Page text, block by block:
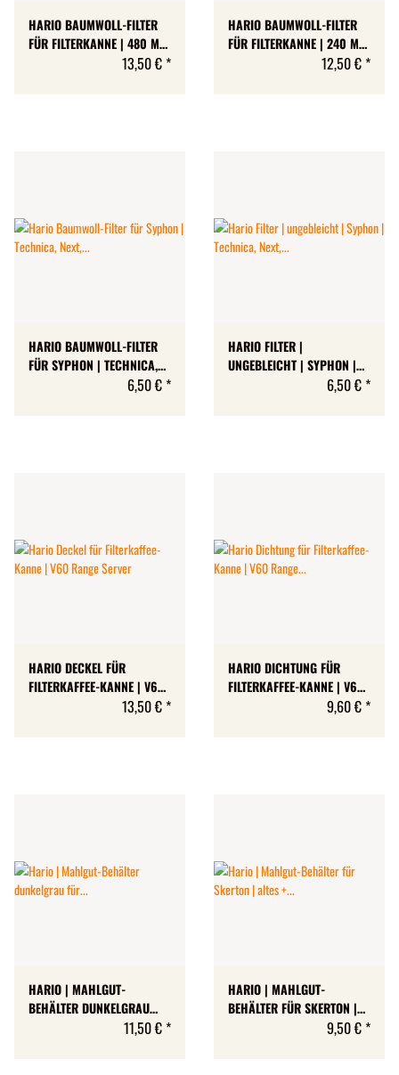
HARIO BAUMWOLL-FILTER
FÜR FILTERKANNE | 480 ML
| 3 STÜCK | MADE IN JAPAN
13,50 € *
HARIO BAUMWOLL-FILTER
FÜR FILTERKANNE | 240 ML
| 3 STÜCK | MADE IN JAPAN
12,50 € *
HARIO BAUMWOLL-FILTER
FÜR SYPHON | TECHNICA,
NEXT, SOMMELIER | 5 STÜCK
6,50 € *
HARIO FILTER |
UNGEBLEICHT | SYPHON |
6,50 € *
HARIO DECKEL FÜR
FILTERKAFFEE-KANNE | V60
13,50 € *
HARIO DICHTUNG FÜR
FILTERKAFFEE-KANNE | V60
9,60 € *
HARIO | MAHLGUT-
BEHÄLTER DUNKELGRAU
FÜR MINI-SLIM UND MINI-
11,50 € *
HARIO | MAHLGUT-
BEHÄLTER FÜR SKERTON |
ALTES + NEUES MODELL9,50 € *